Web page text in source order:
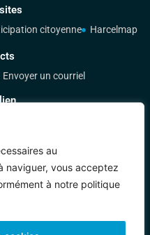
au
naviguer, vous acceptez
à notre politique
citoyenne Harcelmap
Envoyer un courriel
CTM